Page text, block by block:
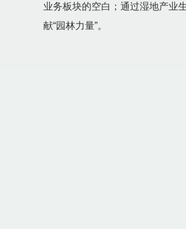
业务板块的空白；通过湿地产业
献“园林力量”。